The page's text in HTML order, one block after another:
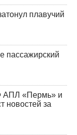
плавучий
пассажирский
АПЛ «Пермь» и
новостей за